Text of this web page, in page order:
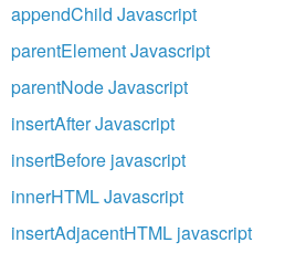
appendChild Javascript
parentElement Javascript
parentNode Javascript
insertAfter Javascript
insertBefore javascript
innerHTML Javascript
insertAdjacentHTML javascript